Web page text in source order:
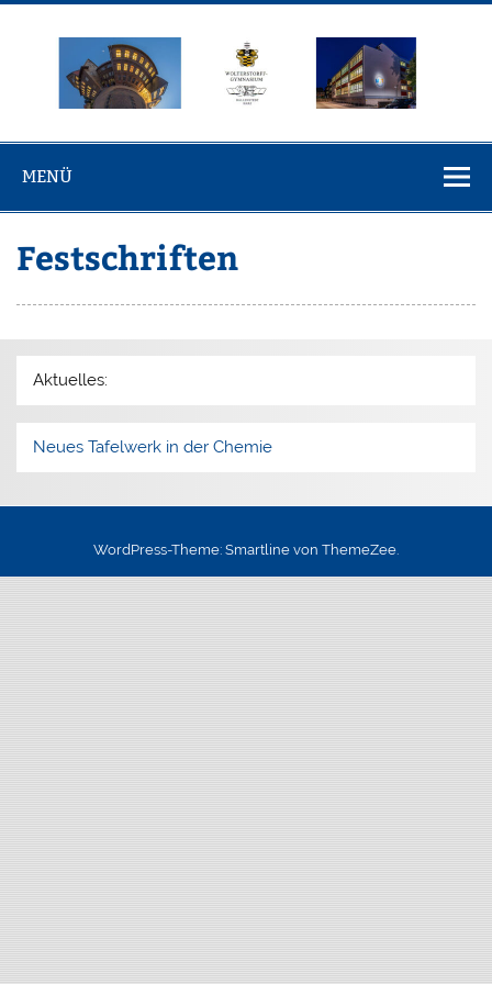
Zum
springen
Gymnasium
Ballenstedt
MENÜ
Festschriften
Aktuelles:
Neues Tafelwerk in der Chemie
WordPress-Theme: Smartline von ThemeZee.